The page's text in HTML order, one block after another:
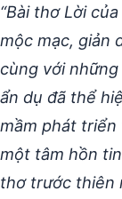
“Bài thơ Lời
mộc mạc, giản
cùng với
ẩn dụ đã thể
mầm phát
một tâm hồn
thơ trước thiên